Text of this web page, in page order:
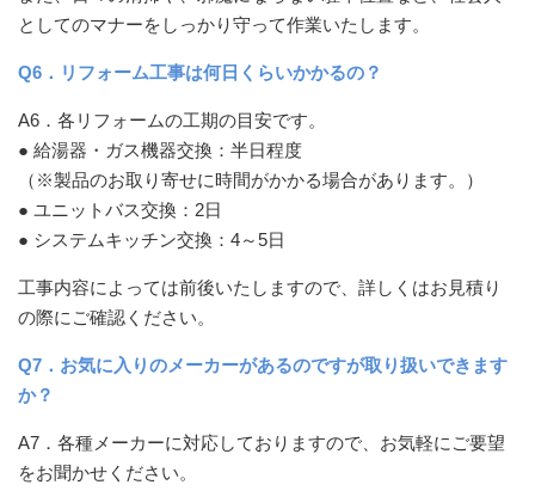
としてのマナーをしっかり守って作業いたします。
Q6．リフォーム工事は何日くらいかかるの？
A6．各リフォームの工期の目安です。
● 給湯器・ガス機器交換：半日程度
（※製品のお取り寄せに時間がかかる場合があります。）
● ユニットバス交換：2日
● システムキッチン交換：4～5日
工事内容によっては前後いたしますので、詳しくはお見積り
の際にご確認ください。
Q7．お気に入りのメーカーがあるのですが取り扱いできます
か？
A7．各種メーカーに対応しておりますので、お気軽にご要望
をお聞かせください。